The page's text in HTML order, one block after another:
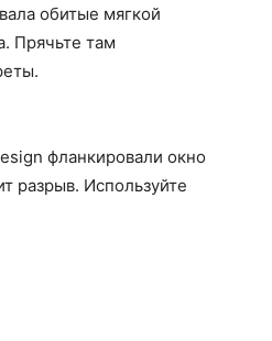
обитые мягкой
Прячьте там
фланкировали окно
разрыв. Используйте